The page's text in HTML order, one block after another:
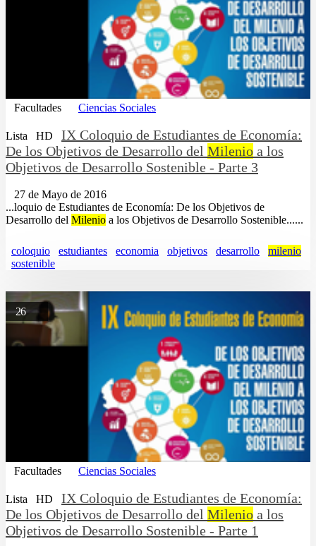
Facultades Ciencias Sociales
Lista HD
IX Coloquio de Estudiantes de Economía:
De los Objetivos de Desarrollo del Milenio a los
Objetivos de Desarrollo Sostenible - Parte 3
27 de Mayo de 2016
...loquio de Estudiantes de Economía: De los Objetivos de
Desarrollo del Milenio a los Objetivos de Desarrollo Sostenible......
coloquio estudiantes economia objetivos desarrollo
milenio
sostenible
26
Facultades Ciencias Sociales
Lista HD
IX Coloquio de Estudiantes de Economía:
De los Objetivos de Desarrollo del Milenio a los
Objetivos de Desarrollo Sostenible - Parte 1